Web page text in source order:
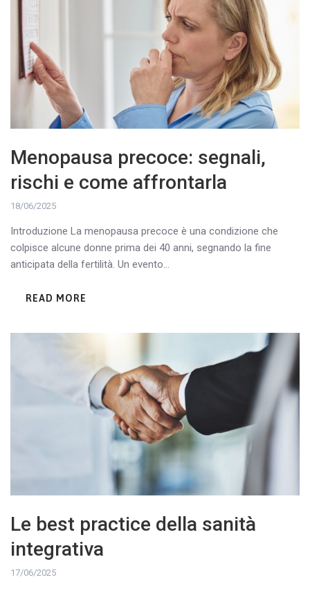
Menopausa precoce: segnali,
rischi e come affrontarla
18/06/2025
Introduzione La menopausa precoce è una condizione che
colpisce alcune donne prima dei 40 anni, segnando la fine
anticipata della fertilità. Un evento...
READ MORE
Le best practice della sanità
integrativa
17/06/2025